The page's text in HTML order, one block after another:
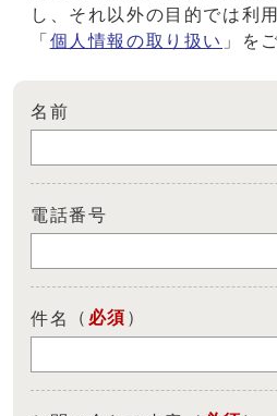
し、それ以外の目的では利
「 個人情報の取り扱い 」を
名前
電話番号
件名 （ 必須 ）